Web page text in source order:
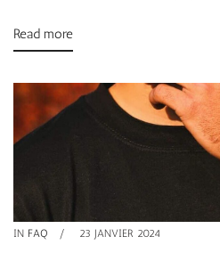
Read more
IN FAQ 23 JANVIER 2024